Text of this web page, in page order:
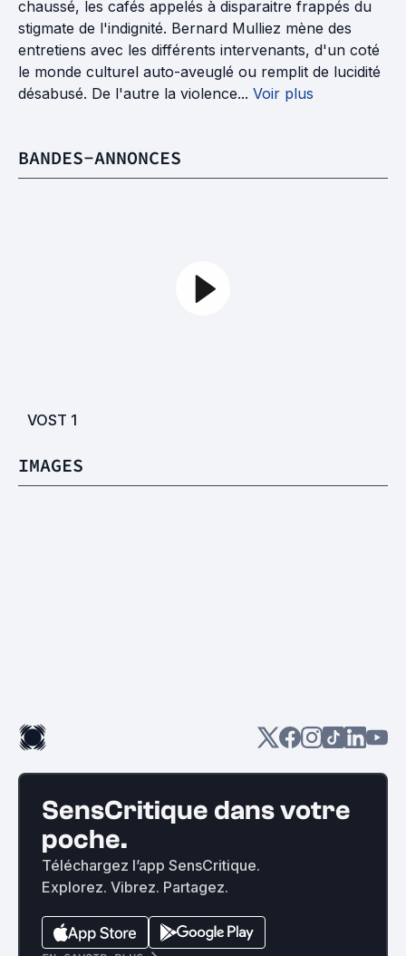
chaussé, les cafés appelés à disparaitre frappés du
stigmate de l'indignité. Bernard Mulliez mène des
entretiens avec les différents intervenants, d'un coté
le monde culturel auto-aveuglé ou remplit de lucidité
désabusé. De l'autre la violence... Voir plus
BANDES-ANNONCES
VOST 1
IMAGES
SensCritique dans votre
poche.
Téléchargez l’app SensCritique.
Explorez. Vibrez. Partagez.